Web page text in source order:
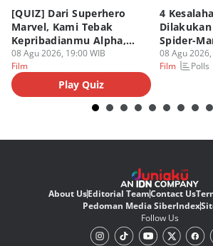
[QUIZ] Dari Superhero
Marvel, Kami Tebak
Kepribadianmu Alpha,
Beta, atau Omega
08 Agu 2026, 19:00 WIB
Film
Play Quiz
4
Spider-
Day
08 Agu
Film
Polls
About UsEditorial TeamContact Us
Pedoman Media SiberIndex
Follow Us